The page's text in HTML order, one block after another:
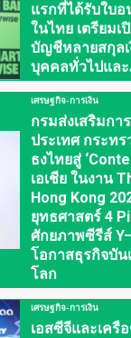
แรกที่ได้รับใบ
ในไทย เตรียมเ
บัญชีหลายสกุล
บุคคลทั่วไปแล
เศรษฐกิจ-การเงิน
กรมส่งเสริมกา
ประเทศ กระท
ธงไทยสู่
เอเชีย ในงาน
Hong Kong
ยุทธศาสตร์ 4
ศักยภาพซีรีส์
โอกาสธุรกิจบัน
โลก
เศรษฐกิจ-การเงิน
เอสซีจีและเครื